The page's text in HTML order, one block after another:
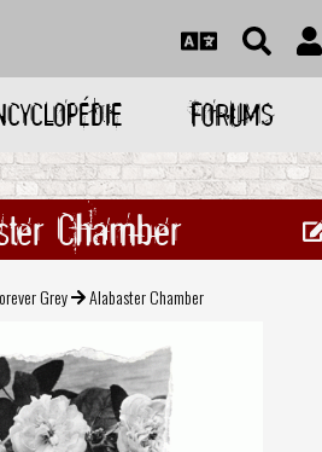
FORUMS
Chamber
Grey Alabaster Chamber